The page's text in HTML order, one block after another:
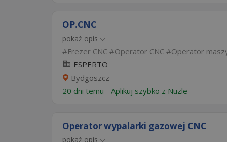
OP.CNC
pokaż opis
Frezer CNC Operator CNC Operator
ESPERTO
Bydgoszcz
20 dni temu - Aplikuj szybko z Nuzle
Operator wypalarki gazowej CNC
pokaż opis